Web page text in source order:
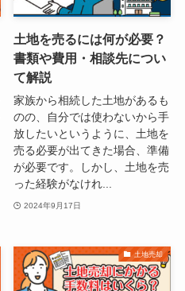
土地を売るには何が必要？
書類や費用・相談先につい
て解説
家族から相続した土地があるも
のの、自分では使わないから手
放したいというように、土地を
売る必要が出てきた場合、準備
が必要です。しかし、土地を売
った経験がなけれ...
2024年9月17日
土地売却